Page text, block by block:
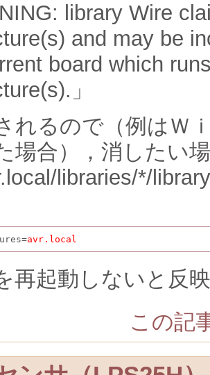
library Wire
and may be
board which
」
れるので（例はＷ
場合），消したい
libraries/*/
avr.local
再起動しないと反
この記